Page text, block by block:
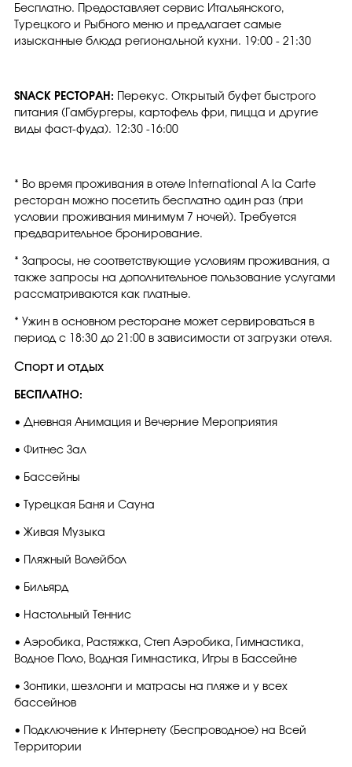
Бесплатно. Предоставляет сервис Итальянского,
Турецкого и Рыбного меню и предлагает самые
изысканные блюда региональной кухни. 19:00 - 21:30
SNACK РЕСТОРАН: Перекус. Открытый буфет быстрого
питания (Гамбургеры, картофель фри, пицца и другие
виды фаст-фуда). 12:30 -16:00
* Во время проживания в отеле International A la Carte
ресторан можно посетить бесплатно один раз (при
условии проживания минимум 7 ночей). Требуется
предварительное бронирование.
* Запросы, не соответствующие условиям проживания, а
также запросы на дополнительное пользование услугами
рассматриваются как платные.
* Ужин в основном ресторане может сервироваться в
период с 18:30 до 21:00 в зависимости от загрузки отеля.
Спорт и отдых
БЕСПЛАТНО:
• Дневная Анимация и Вечерние Мероприятия
• Фитнес Зал
• Бассейны
• Турецкая Баня и Сауна
• Живая Музыка
• Пляжный Волейбол
• Бильярд
• Настольный Теннис
• Аэробика, Растяжка, Степ Аэробика, Гимнастика,
Водное Поло, Водная Гимнастика, Игры в Бассейне
• Зонтики, шезлонги и матрасы на пляже и у всех
бассейнов
• Подключение к Интернету (Беспроводное) на Всей
Территории